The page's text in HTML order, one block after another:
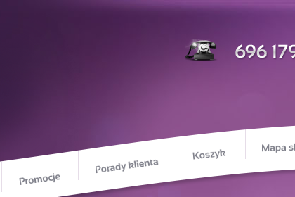
Opinie o nas
Promocje
Porady klienta
Koszyk